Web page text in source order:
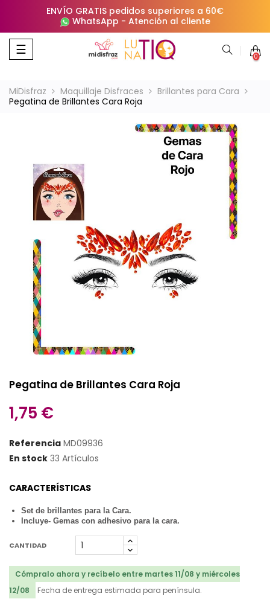
ENVÍO GRATIS pedidos superiores a 60€
WhatsApp - Atención al cliente
Navegación
de
☰ 0
MiDisfraz Maquillaje Disfraces
Brillantes para Cara
Pegatina de Brillantes Cara Roja
Pegatina de Brillantes Cara Roja
1,75 €
Referencia MD09936
En stock 33 Artículos
CARACTERÍSTICAS
Set de brillantes para la Cara.
Incluye- Gemas con adhesivo para la cara.
CANTIDAD
Cómpralo ahora y recíbelo entre martes 11/08 y miércoles
12/08
Fecha de entrega estimada para península.